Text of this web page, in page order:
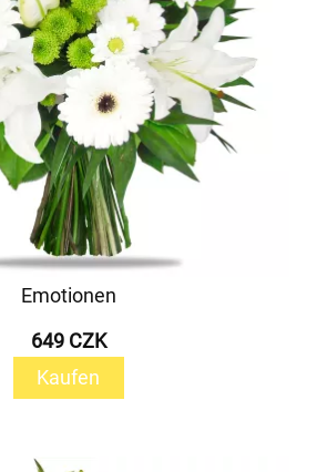
Emotionen
649 CZK
Kaufen